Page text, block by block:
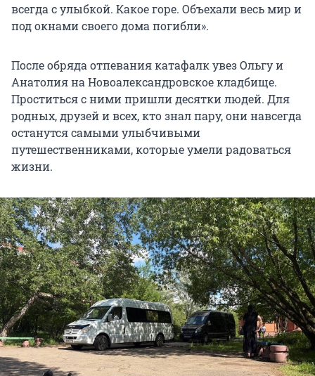
всегда с улыбкой. Какое горе. Объехали весь мир и
под окнами своего дома погибли».
После обряда отпевания катафалк увез Ольгу и
Анатолия на Новоалександровское кладбище.
Проститься с ними пришли десятки людей. Для
родных, друзей и всех, кто знал пару, они навсегда
останутся самыми улыбчивыми
путешественниками, которые умели радоваться
жизни.